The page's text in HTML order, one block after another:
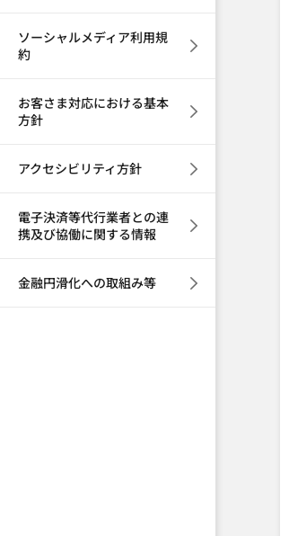
ソーシャルメディア利用規
約
お客さま対応における基本
方針
アクセシビリティ方針
電子決済等代行業者との連
携及び協働に関する情報
金融円滑化への取組み等